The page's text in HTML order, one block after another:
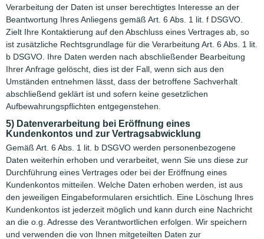
Verarbeitung der Daten ist unser berechtigtes Interesse an der
Beantwortung Ihres Anliegens gemäß Art. 6 Abs. 1 lit. f DSGVO.
Zielt Ihre Kontaktierung auf den Abschluss eines Vertrages ab, so
ist zusätzliche Rechtsgrundlage für die Verarbeitung Art. 6 Abs. 1 lit.
b DSGVO. Ihre Daten werden nach abschließender Bearbeitung
Ihrer Anfrage gelöscht, dies ist der Fall, wenn sich aus den
Umständen entnehmen lässt, dass der betroffene Sachverhalt
abschließend geklärt ist und sofern keine gesetzlichen
Aufbewahrungspflichten entgegenstehen.
5) Datenverarbeitung bei Eröffnung eines
Kundenkontos und zur Vertragsabwicklung
Gemäß Art. 6 Abs. 1 lit. b DSGVO werden personenbezogene
Daten weiterhin erhoben und verarbeitet, wenn Sie uns diese zur
Durchführung eines Vertrages oder bei der Eröffnung eines
Kundenkontos mitteilen. Welche Daten erhoben werden, ist aus
den jeweiligen Eingabeformularen ersichtlich. Eine Löschung Ihres
Kundenkontos ist jederzeit möglich und kann durch eine Nachricht
an die o.g. Adresse des Verantwortlichen erfolgen. Wir speichern
und verwenden die von Ihnen mitgeteilten Daten zur